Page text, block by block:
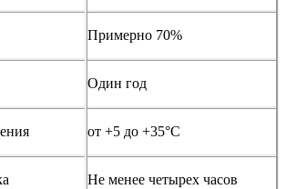
Примерно 70%
Один год
от +5 до +35°С
Не менее четырех часов